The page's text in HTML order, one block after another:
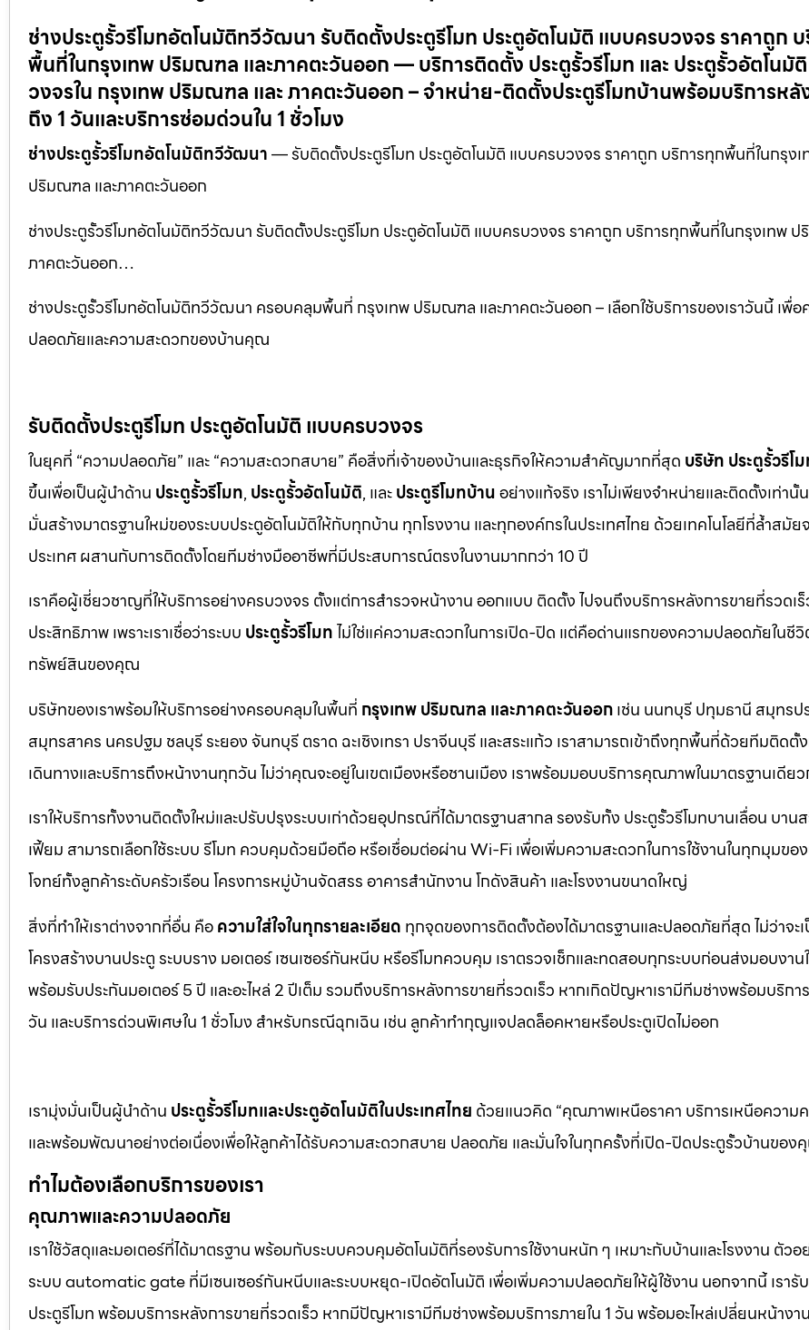
ช่างประตูรั้วรีโมทอัตโนมัติทวีวัฒนา รับติดตั้งประตูรีโมท ประตูอัตโนมัติ แบบครบวงจร ราคาถูก
พื้นที่ในกรุงเทพ ปริมณฑล และภาคตะวันออก — บริการติดตั้ง ประตูรั้วรีโมท และ ประตูรั้วอัตโนมั
วงจรใน กรุงเทพ ปริมณฑล และ ภาคตะวันออก – จำหน่าย-ติดตั้งประตูรีโมทบ้านพร้อมบริการหลั
ถึง 1 วันและบริการซ่อมด่วนใน 1 ชั่วโมง
ช่างประตูรั้วรีโมทอัตโนมัติทวีวัฒนา— รับติดตั้งประตูรีโมท ประตูอัตโนมัติ แบบครบวงจร ราคาถูก บริการทุกพื้นที่ในกรุง
ปริมณฑล และภาคตะวันออก
ช่างประตูรั้วรีโมทอัตโนมัติทวีวัฒนา รับติดตั้งประตูรีโมท ประตูอัตโนมัติ แบบครบวงจร ราคาถูก บริการทุกพื้นที่ในกรุงเทพ
ภาคตะวันออก…
ช่างประตูรั้วรีโมทอัตโนมัติทวีวัฒนา ครอบคลุมพื้นที่ กรุงเทพ ปริมณฑล และภาคตะวันออก – เลือกใช้บริการของเราวันนี้ เพื่อ
ปลอดภัยและความสะดวกของบ้านคุณ
รับติดตั้งประตูรีโมท ประตูอัตโนมัติ แบบครบวงจร
ในยุคที่ “ความปลอดภัย” และ “ความสะดวกสบาย” คือสิ่งที่เจ้าของบ้านและธุรกิจให้ความสำคัญมากที่สุด บริษัท ประตูรั้วรีโ
ขึ้นเพื่อเป็นผู้นำด้าน ประตูรั้วรีโมท, ประตูรั้วอัตโนมัติ, และประตูรีโมทบ้านอย่างแท้จริง เราไม่เพียงจำหน่ายและติดตั้งเท่า
มั่นสร้างมาตรฐานใหม่ของระบบประตูอัตโนมัติให้กับทุกบ้าน ทุกโรงงาน และทุกองค์กรในประเทศไทย ด้วยเทคโนโลยีที่ล้ำสมัย
ประเทศ ผสานกับการติดตั้งโดยทีมช่างมืออาชีพที่มีประสบการณ์ตรงในงานมากกว่า 10 ปี
เราคือผู้เชี่ยวชาญที่ให้บริการอย่างครบวงจร ตั้งแต่การสำรวจหน้างาน ออกแบบ ติดตั้ง ไปจนถึงบริการหลังการขายที่รวดเร็
ประสิทธิภาพ เพราะเราเชื่อว่าระบบ ประตูรั้วรีโมทไม่ใช่แค่ความสะดวกในการเปิด-ปิด แต่คือด่านแรกของความปลอดภัยในชีวิ
ทรัพย์สินของคุณ
บริษัทของเราพร้อมให้บริการอย่างครอบคลุมในพื้นที่ กรุงเทพ ปริมณฑล และภาคตะวันออกเช่น นนทบุรี ปทุมธานี สมุทรป
สมุทรสาคร นครปฐม ชลบุรี ระยอง จันทบุรี ตราด ฉะเชิงเทรา ปราจีนบุรี และสระแก้ว เราสามารถเข้าถึงทุกพื้นที่ด้วยทีมติดตั้
เดินทางและบริการถึงหน้างานทุกวัน ไม่ว่าคุณจะอยู่ในเขตเมืองหรือชานเมือง เราพร้อมมอบบริการคุณภาพในมาตรฐานเดีย
เราให้บริการทั้งงานติดตั้งใหม่และปรับปรุงระบบเก่าด้วยอุปกรณ์ที่ได้มาตรฐานสากล รองรับทั้ง ประตูรั้วรีโมทบานเลื่อน บาน
เฟี้ยม สามารถเลือกใช้ระบบ รีโมท ควบคุมด้วยมือถือ หรือเชื่อมต่อผ่าน Wi-Fi เพื่อเพิ่มความสะดวกในการใช้งานในทุกมุมขอ
โจทย์ทั้งลูกค้าระดับครัวเรือน โครงการหมู่บ้านจัดสรร อาคารสำนักงาน โกดังสินค้า และโรงงานขนาดใหญ่
สิ่งที่ทำให้เราต่างจากที่อื่น คือความใส่ใจในทุกรายละเอียด ทุกจุดของการติดตั้งต้องได้มาตรฐานและปลอดภัยที่สุด ไม่ว่าจะ
โครงสร้างบานประตู ระบบราง มอเตอร์ เซนเซอร์กันหนีบ หรือรีโมทควบคุม เราตรวจเช็กและทดสอบทุกระบบก่อนส่งมอบงาน
พร้อมรับประกันมอเตอร์ 5 ปี และอะไหล่ 2 ปีเต็ม รวมถึงบริการหลังการขายที่รวดเร็ว หากเกิดปัญหาเรามีทีมช่างพร้อมบริกา
วัน และบริการด่วนพิเศษใน 1 ชั่วโมง สำหรับกรณีฉุกเฉิน เช่น ลูกค้าทำกุญแจปลดล็อคหายหรือประตูเปิดไม่ออก
เรามุ่งมั่นเป็นผู้นำด้าน ประตูรั้วรีโมทและประตูอัตโนมัติในประเทศไทย ด้วยแนวคิด “คุณภาพเหนือราคา บริการเหนือความ
และพร้อมพัฒนาอย่างต่อเนื่องเพื่อให้ลูกค้าได้รับความสะดวกสบาย ปลอดภัย และมั่นใจในทุกครั้งที่เปิด-ปิดประตูรั้วบ้านของ
ทำไมต้องเลือกบริการของเรา
คุณภาพและความปลอดภัย
เราใช้วัสดุและมอเตอร์ที่ได้มาตรฐาน พร้อมกับระบบควบคุมอัตโนมัติที่รองรับการใช้งานหนัก ๆ เหมาะกับบ้านและโรงงาน ตัวอ
ระบบ automatic gate ที่มีเซนเซอร์กันหนีบและระบบหยุด-เปิดอัตโนมัติ เพื่อเพิ่มความปลอดภัยให้ผู้ใช้งาน นอกจากนี้ เรารั
ประตูรีโมท พร้อมบริการหลังการขายที่รวดเร็ว หากมีปัญหาเรามีทีมช่างพร้อมบริการภายใน 1 วัน พร้อมอะไหล่เปลี่ยนหน้างา